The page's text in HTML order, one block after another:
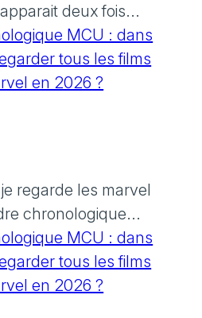
deux fois...
MCU : dans
tous les films
en 2026 ?
regarde les marvel
chronologique...
MCU : dans
tous les films
en 2026 ?